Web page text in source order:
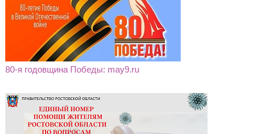
80-я годовщина Победы: may9.ru